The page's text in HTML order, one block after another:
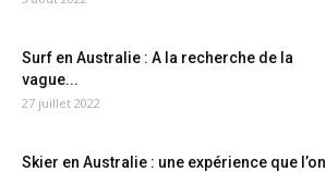
Surf en Australie : A la recherche de la
vague...
27 juillet 2022
Skier en Australie : une expérience que l’on